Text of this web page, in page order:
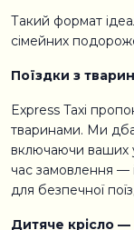
Такий формат
сімейних
Поїздки з
Express Taxi
тваринами. Ми
включаючи ваших
час замовлення —
для безпечної
Дитяче крісло —